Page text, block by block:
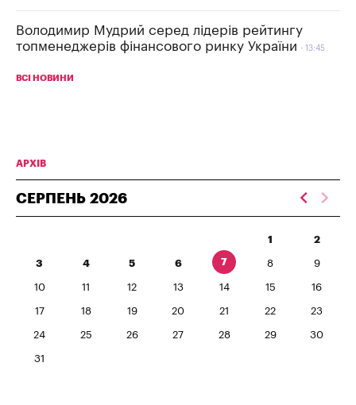
Володимир Мудрий серед лідерів рейтингу
топменеджерів фінансового ринку України
13:45
ВСІ НОВИНИ
АРХІВ
СЕРПЕНЬ 2026
1 2
3 4 5 6 7 8 9
10 11 12 13 14 15 16
17 18 19 20 21 22 23
24 25 26 27 28 29 30
31